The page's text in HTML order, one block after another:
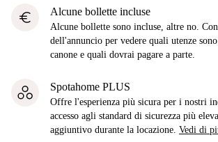
euro Alcune bollette incluse
Alcune bollette sono incluse, altre no.
dell'annuncio per vedere quali utenze
canone e quali dovrai pagare a parte.
Spotahome PLUS
Offre l'esperienza più sicura per i nostri
accesso agli standard di sicurezza più
aggiuntivo durante la locazione. Vedi di